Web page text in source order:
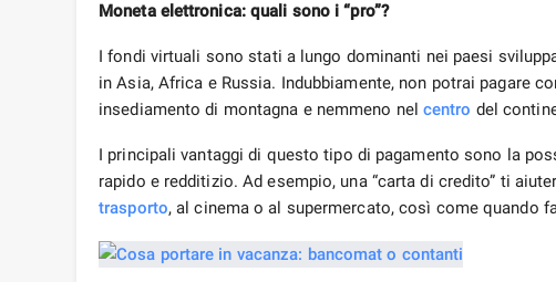
Moneta elettronica: quali sono i “pro”?
I fondi virtuali sono stati a lungo dominanti nei paesi
in Asia, Africa e Russia. Indubbiamente, non potrai pagare
insediamento di montagna e nemmeno nel centro del
I principali vantaggi di questo tipo di pagamento sono la
rapido e redditizio. Ad esempio, una “carta di credito” ti
trasporto, al cinema o al supermercato, così come quando